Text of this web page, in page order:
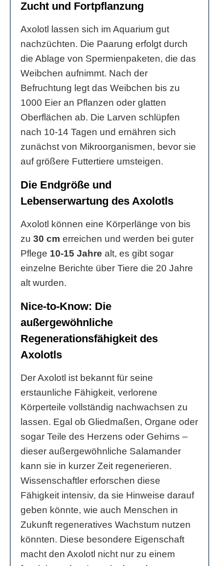
Zucht und Fortpflanzung
Axolotl lassen sich im Aquarium gut
nachzüchten. Die Paarung erfolgt durch
die Ablage von Spermienpaketen, die das
Weibchen aufnimmt. Nach der
Befruchtung legt das Weibchen bis zu
1000 Eier an Pflanzen oder glatten
Oberflächen ab. Die Larven schlüpfen
nach 10-14 Tagen und ernähren sich
zunächst von Mikroorganismen, bevor sie
auf größere Futtertiere umsteigen.
Die Endgröße und
Lebenserwartung des Axolotls
Axolotl können eine Körperlänge von bis
zu 30 cm erreichen und werden bei guter
Pflege 10-15 Jahre alt, es gibt sogar
einzelne Berichte über Tiere die 20 Jahre
alt wurden.
Nice-to-Know: Die
außergewöhnliche
Regenerationsfähigkeit des
Axolotls
Der Axolotl ist bekannt für seine
erstaunliche Fähigkeit, verlorene
Körperteile vollständig nachwachsen zu
lassen. Egal ob Gliedmaßen, Organe oder
sogar Teile des Herzens oder Gehirns –
dieser außergewöhnliche Salamander
kann sie in kurzer Zeit regenerieren.
Wissenschaftler erforschen diese
Fähigkeit intensiv, da sie Hinweise darauf
geben könnte, wie auch Menschen in
Zukunft regeneratives Wachstum nutzen
könnten. Diese besondere Eigenschaft
macht den Axolotl nicht nur zu einem